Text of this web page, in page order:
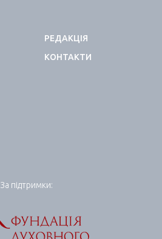
РЕДАКЦІЯ
КОНТАКТИ
За підтримки: